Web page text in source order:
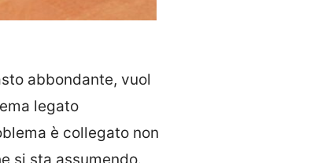
abbondante, vuol
legato
è collegato non
si sta assumendo.